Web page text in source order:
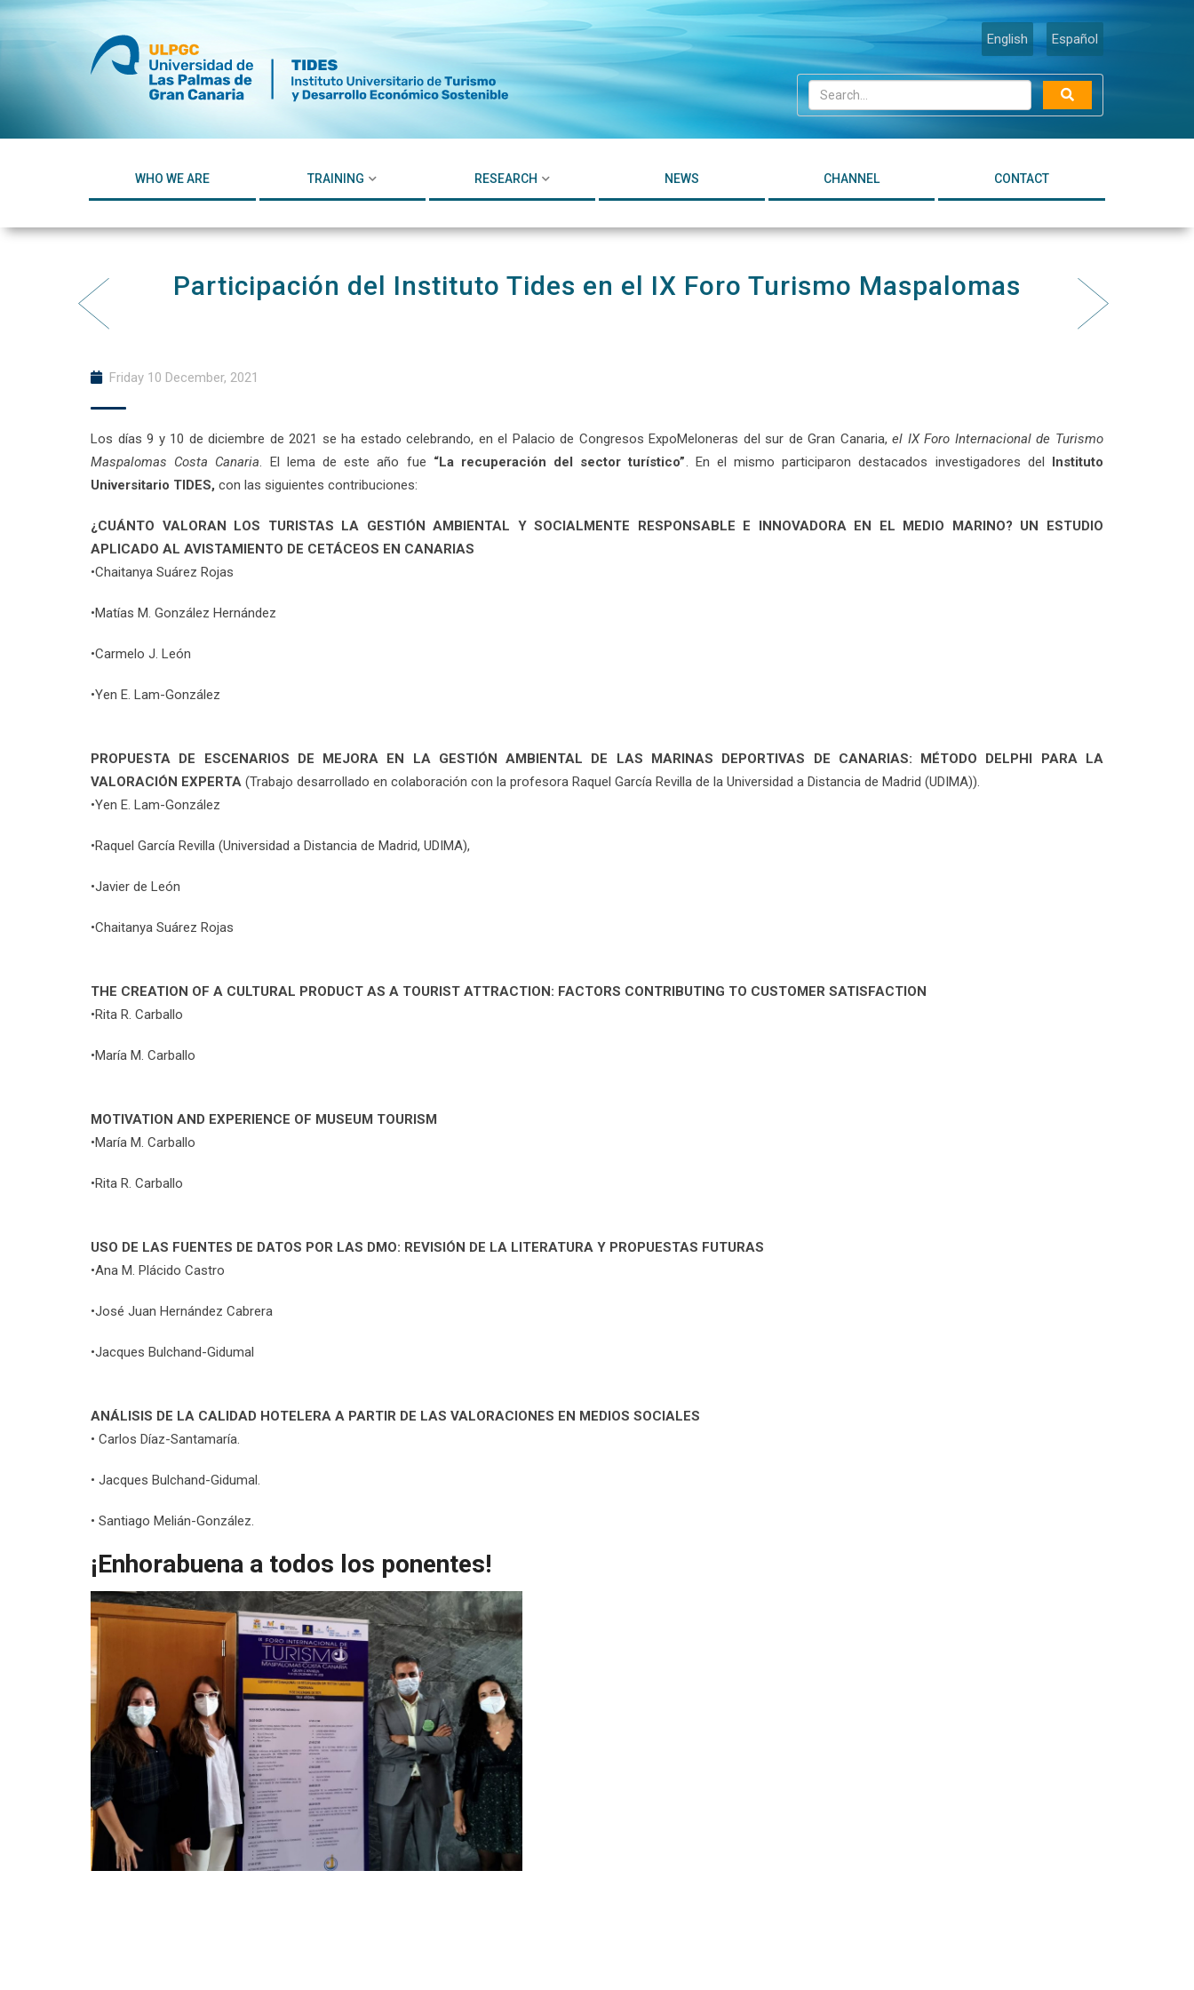
Skip
Español
English
WHO WE ARE TRAINING RESEARCH NEWS CHANNEL CONTACT
Participación del Instituto Tides en el IX Foro Turismo Maspalomas
Friday 10 December, 2021
Los días 9 y 10 de diciembre de 2021 se ha estado celebrando, en el Palacio de Congresos ExpoMeloneras del sur de Gran Canaria,el IX Foro Internacional de Turismo
Maspalomas Costa Canaria. El lema de este año fue “La recuperación del sector turístico”. En el mismo participaron destacados investigadores del Instituto
Universitario TIDES, con las siguientes contribuciones:
¿CUÁNTO VALORAN LOS TURISTAS LA GESTIÓN AMBIENTAL Y SOCIALMENTE RESPONSABLE E INNOVADORA EN EL MEDIO MARINO? UN ESTUDIO
APLICADO AL AVISTAMIENTO DE CETÁCEOS EN CANARIAS
•Chaitanya Suárez Rojas
•Matías M. González Hernández
•Carmelo J. León
•Yen E. Lam-González
PROPUESTA DE ESCENARIOS DE MEJORA EN LA GESTIÓN AMBIENTAL DE LAS MARINAS DEPORTIVAS DE CANARIAS: MÉTODO DELPHI PARA LA
VALORACIÓN EXPERTA (Trabajo desarrollado en colaboración con la profesora Raquel García Revilla de la Universidad a Distancia de Madrid (UDIMA)).
•Yen E. Lam-González
•Raquel García Revilla (Universidad a Distancia de Madrid, UDIMA),
•Javier de León
•Chaitanya Suárez Rojas
THE CREATION OF A CULTURAL PRODUCT AS A TOURIST ATTRACTION: FACTORS CONTRIBUTING TO CUSTOMER SATISFACTION
•Rita R. Carballo
•María M. Carballo
MOTIVATION AND EXPERIENCE OF MUSEUM TOURISM
•María M. Carballo
•Rita R. Carballo
USO DE LAS FUENTES DE DATOS POR LAS DMO: REVISIÓN DE LA LITERATURA Y PROPUESTAS FUTURAS
•Ana M. Plácido Castro
•José Juan Hernández Cabrera
•Jacques Bulchand-Gidumal
ANÁLISIS DE LA CALIDAD HOTELERA A PARTIR DE LAS VALORACIONES EN MEDIOS SOCIALES
• Carlos Díaz-Santamaría.
• Jacques Bulchand-Gidumal.
• Santiago Melián-González.
¡Enhorabuena a todos los ponentes!